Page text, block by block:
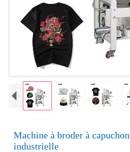
Machine à broder à
industrielle